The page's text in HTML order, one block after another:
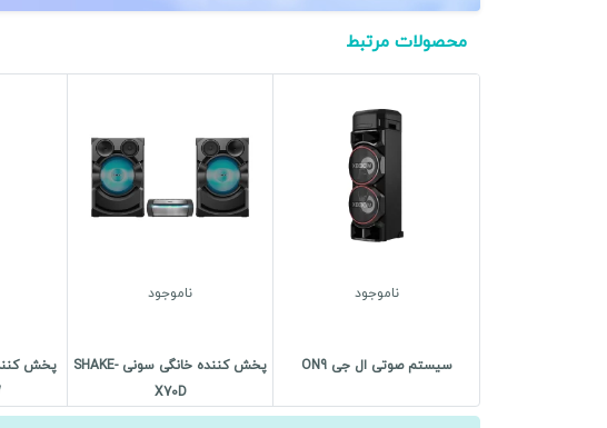
محصولات مرتبط
ناموجود
سیستم صوتی ال جی ON9
ناموجود
پخش کننده خانگی سونی SHAKE-
X70D
پخش